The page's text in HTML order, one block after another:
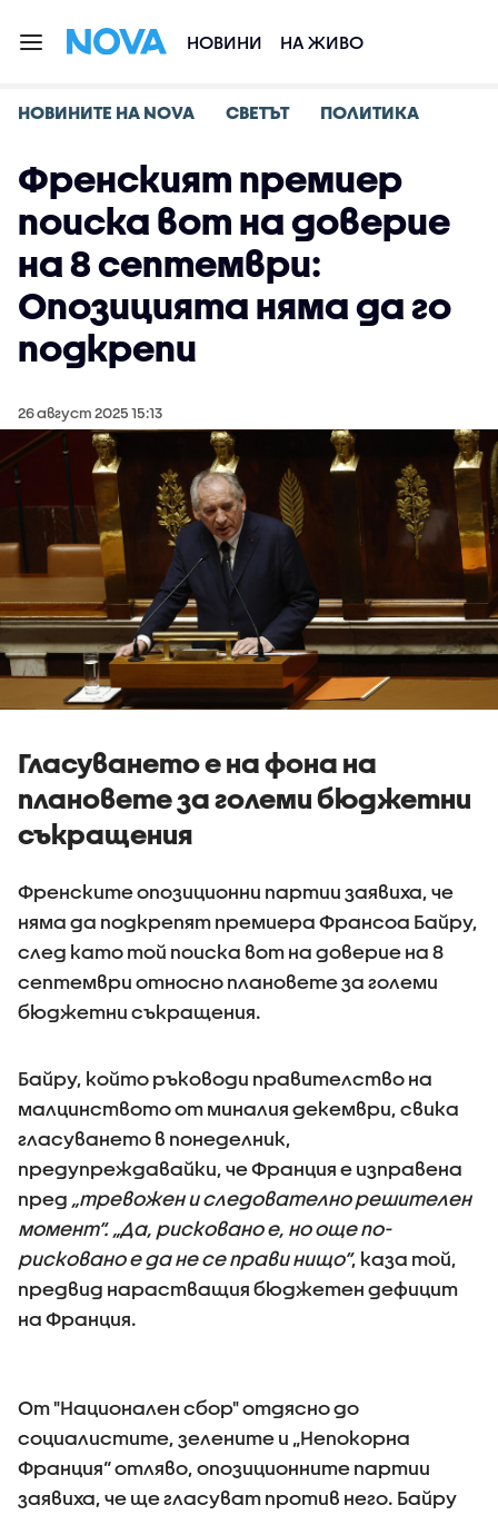
НОВИНИ НА ЖИВО
НОВИНИТЕ НА NOVA СВЕТЪТ ПОЛИТИКА
Френският премиер
поиска вот на доверие
на 8 септември:
Опозицията няма да го
подкрепи
26 август 2025 15:13
Гласуването е на фона на
плановете за големи бюджетни
съкращения
Френските опозиционни партии заявиха, че
няма да подкрепят премиера Франсоа Байру,
след като той поиска вот на доверие на 8
септември относно плановете за големи
бюджетни съкращения.
Байру, който ръководи правителство на
малцинството от миналия декември, свика
гласуването в понеделник,
предупреждавайки, че Франция е изправена
пред „тревожен и следователно решителен
момент“. „Да, рисковано е, но още по-
рисковано е да не се прави нищо“, каза той,
предвид нарастващия бюджетен дефицит
на Франция.
От "Национален сбор" отдясно до
социалистите, зелените и „Непокорна
Франция“ отляво, опозиционните партии
заявиха, че ще гласуват против него. Байру